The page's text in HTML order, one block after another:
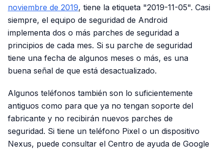
noviembre de 2019, tiene la etiqueta "2019-11-05". Casi
siempre, el equipo de seguridad de Android
implementa dos o más parches de seguridad a
principios de cada mes. Si su parche de seguridad
tiene una fecha de algunos meses o más, es una
buena señal de que está desactualizado.
Algunos teléfonos también son lo suficientemente
antiguos como para que ya no tengan soporte del
fabricante y no recibirán nuevos parches de
seguridad. Si tiene un teléfono Pixel o un dispositivo
Nexus, puede consultar el Centro de ayuda de Google